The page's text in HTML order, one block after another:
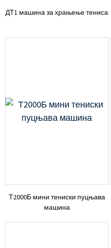
ДТ1 машина за храњење тениса
Т2000Б мини тениски пуцњава
машина